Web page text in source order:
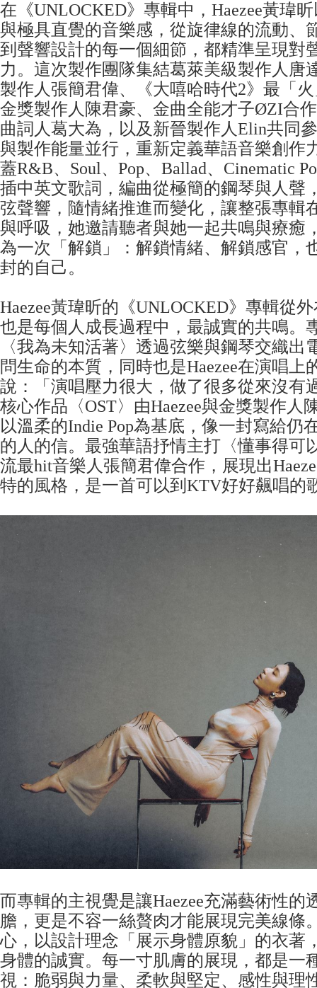
在《UNLOCKED》專輯中，Haezee黃瑋
與極具直覺的音樂感，從旋律線的流動、
到聲響設計的每一個細節，都精準呈現對
力。這次製作團隊集結葛萊美級製作人唐
製作人張簡君偉、《大嘻哈時代2》最「
金獎製作人陳君豪、金曲全能才子ØZI合
曲詞人葛大為，以及新晉製作人Elin共同
與製作能量並行，重新定義華語音樂創作
蓋R&B、Soul、Pop、Ballad、Cinematic
插中英文歌詞，編曲從極簡的鋼琴與人聲
弦聲響，隨情緒推進而變化，讓整張專輯
與呼吸，她邀請聽者與她一起共鳴與療癒
為一次「解鎖」：解鎖情緒、解鎖感官，
封的自己。
Haezee黃瑋昕的《UNLOCKED》專輯從
也是每個人成長過程中，最誠實的共鳴。
〈我為未知活著〉透過弦樂與鋼琴交織出
問生命的本質，同時也是Haezee在演唱上
說：「演唱壓力很大，做了很多從來沒有
核心作品〈OST〉由Haezee與金獎製作人
以溫柔的Indie Pop為基底，像一封寫給仍
的人的信。最強華語抒情主打〈懂事得可
流最hit音樂人張簡君偉合作，展現出
特的風格，是一首可以到KTV好好飆唱的
而專輯的主視覺是讓Haezee充滿藝術性的
膽，更是不容一絲贅肉才能展現完美線條
心，以設計理念「展示身體原貌」的衣著
身體的誠實。每一寸肌膚的展現，都是一
視：脆弱與力量、柔軟與堅定、感性與理